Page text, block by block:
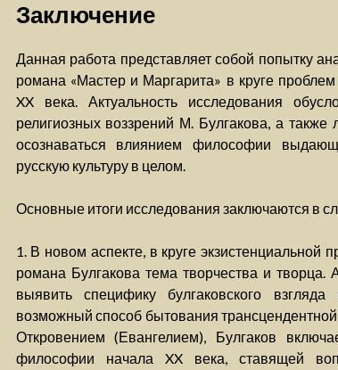
Заключение
Данная работа представляет собой попытку
романа «Мастер и Маргарита» в круге проблем
XX века. Актуальность исследования
религиозных воззрений М. Булгакова, а
осознаваться влиянием философии
русскую культуру в целом.
Основные итоги исследования заключаются в
1. В новом аспекте, в круге экзистенциальной
романа Булгакова тема творчества и творца.
выявить специфику булгаковского
возможный способ бытования
Откровением (Евангелием), Булгаков
философии начала XX века, ставящей